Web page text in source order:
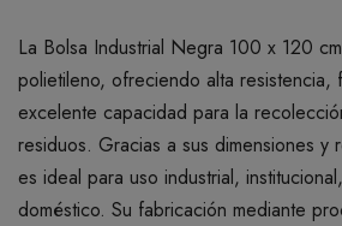
La Bolsa Industrial Negra 100 x 120
polietileno, ofreciendo alta resistencia,
excelente capacidad para la
residuos. Gracias a sus dimensiones y
es ideal para uso industrial,
doméstico. Su fabricación mediante